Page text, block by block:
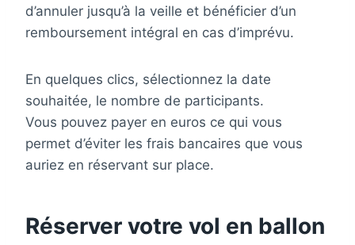
d’annuler jusqu’à la veille et bénéficier d’un
remboursement intégral en cas d’imprévu.
En quelques clics, sélectionnez la date
souhaitée, le nombre de participants.
Vous pouvez payer en euros ce qui vous
permet d’éviter les frais bancaires que vous
auriez en réservant sur place.
Réserver votre vol en ballon